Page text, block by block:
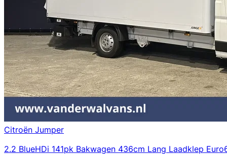
Citroën Jumper
2.2 BlueHDi 141pk Bakwagen 436cm Lang Laadklep